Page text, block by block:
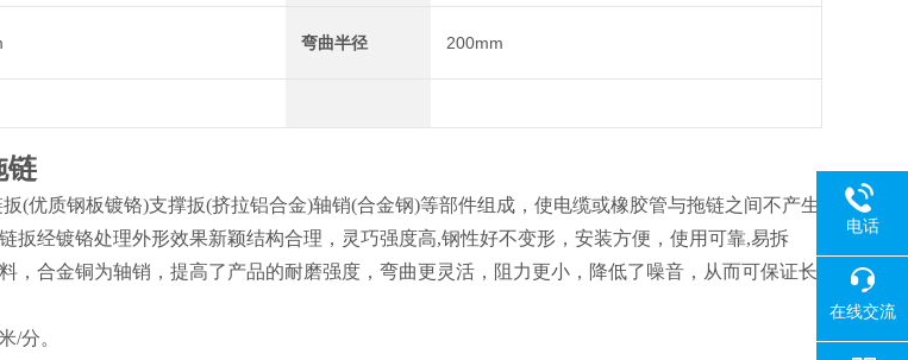
弯曲半径 200mm
链
(优质钢板镀铬)支撑扳(挤拉铝合金)轴销(合金钢)等部件组成，使电缆或橡胶管与拖链之间不产生
扳经镀铬处理外形效果新颖结构合理，灵巧强度高,钢性好不变形，安装方便，使用可靠,易拆
，合金铜为轴销，提高了产品的耐磨强度，弯曲更灵活，阻力更小，降低了噪音，从而可保证长
/分。
电话
在线交流